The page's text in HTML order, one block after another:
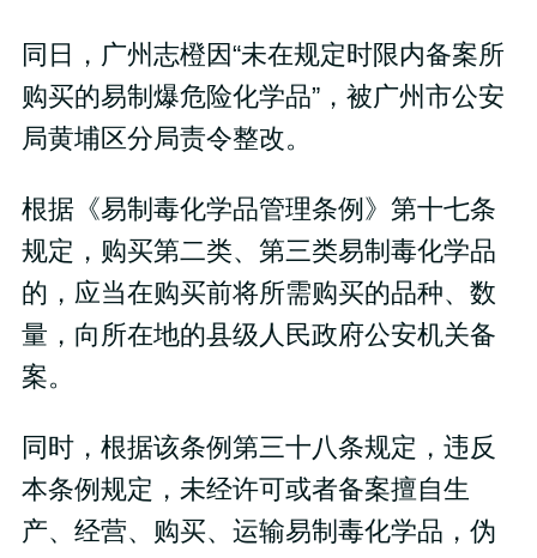
同日，广州志橙因“未在规定时限内备案所
购买的易制爆危险化学品”，被广州市公安
局黄埔区分局责令整改。
根据《易制毒化学品管理条例》第十七条
规定，购买第二类、第三类易制毒化学品
的，应当在购买前将所需购买的品种、数
量，向所在地的县级人民政府公安机关备
案。
同时，根据该条例第三十八条规定，违反
本条例规定，未经许可或者备案擅自生
产、经营、购买、运输易制毒化学品，伪